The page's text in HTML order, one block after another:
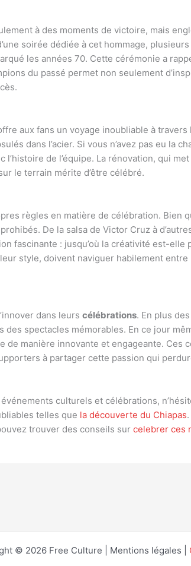
à des moments de victoire, mais
soirée dédiée à cet hommage,
les années 70. Cette cérémonie a
du passé permet non seulement
aux fans un voyage inoubliable à
dans l’acier. Si vous n’avez pas eu la
de l’équipe. La rénovation, qui
le terrain mérite d’être célébré.
règles en matière de célébration. Bien
De la salsa de Victor Cruz à
fascinante : jusqu’où la créativité est-
style, doivent naviguer habilement
dans leurs célébrations. En plus
spectacles mémorables. En ce jour
de manière innovante et engageante. Ces
à partager cette passion qui
culturels et célébrations,
telles que la découverte du Chiapas
trouver des conseils sur celebrer ces
© 2026 Free Culture | Mentions légales |